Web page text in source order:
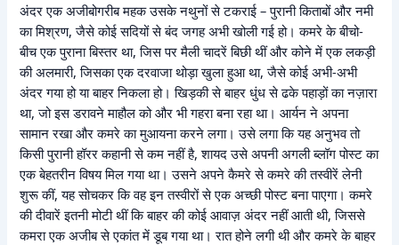
अंदर एक अजीबोगरीब महक उसके नथुनों से टकराई – पुरानी किताबों और नमी
का मिश्रण, जैसे कोई सदियों से बंद जगह अभी खोली गई हो। कमरे के बीचो-
बीच एक पुराना बिस्तर था, जिस पर मैली चादरें बिछी थीं और कोने में एक लकड़ी
की अलमारी, जिसका एक दरवाजा थोड़ा खुला हुआ था, जैसे कोई अभी-अभी
अंदर गया हो या बाहर निकला हो। खिड़की से बाहर धुंध से ढके पहाड़ों का नज़ारा
था, जो इस डरावने माहौल को और भी गहरा बना रहा था। आर्यन ने अपना
सामान रखा और कमरे का मुआयना करने लगा। उसे लगा कि यह अनुभव तो
किसी पुरानी हॉरर कहानी से कम नहीं है, शायद उसे अपनी अगली ब्लॉग पोस्ट का
एक बेहतरीन विषय मिल गया था। उसने अपने कैमरे से कमरे की तस्वीरें लेनी
शुरू कीं, यह सोचकर कि वह इन तस्वीरों से एक अच्छी पोस्ट बना पाएगा। कमरे
की दीवारें इतनी मोटी थीं कि बाहर की कोई आवाज़ अंदर नहीं आती थी, जिससे
कमरा एक अजीब से एकांत में डूब गया था। रात होने लगी थी और कमरे के बाहर